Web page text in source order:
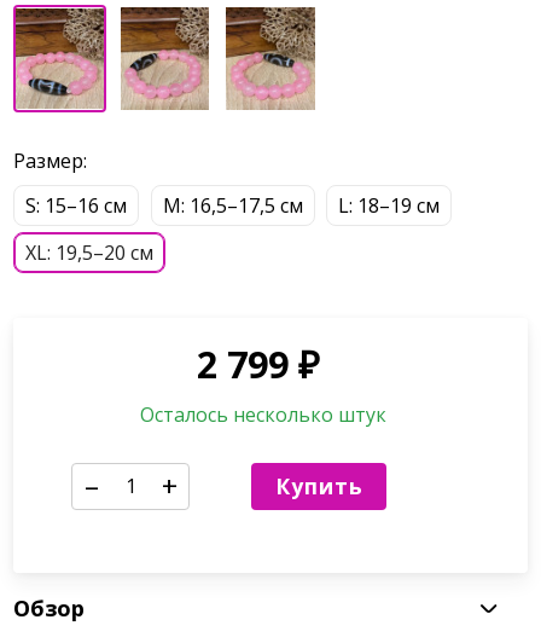
Размер:
S: 15–16 см
М: 16,5–17,5 см
L: 18–19 см
XL: 19,5–20 см
2 799₽
Осталось несколько штук
– + Купить
Обзор